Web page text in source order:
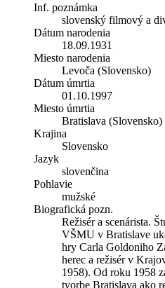
Inf. poznámka
slovenský filmový a
Dátum narodenia
18.09.1931
Miesto narodenia
Levoča (Slovensko)
Dátum úmrtia
01.10.1997
Miesto úmrtia
Bratislava (Slovensko)
Krajina
Slovensko
Jazyk
slovenčina
Pohlavie
mužské
Biografická pozn.
Režisér a scenárista.
VŠMU v Bratislave
hry Carla Goldoniho
herec a režisér v
1958). Od roku 1958
tvorbe Bratislava ako